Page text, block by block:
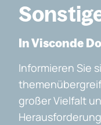
In Visconde
Informieren Sie
großer Vielfalt